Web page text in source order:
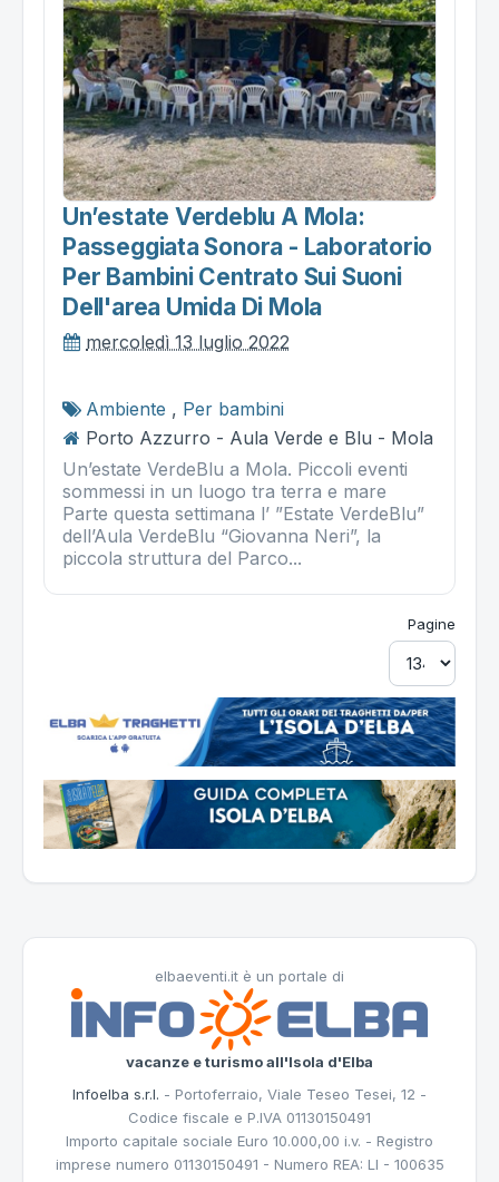
Un’estate Verdeblu A Mola:
Passeggiata Sonora - Laboratorio
Per Bambini Centrato Sui Suoni
Dell'area Umida Di Mola
mercoledì 13 luglio 2022
Ambiente , Per bambini
Porto Azzurro - Aula Verde e Blu - Mola
Un’estate VerdeBlu a Mola. Piccoli eventi
sommessi in un luogo tra terra e mare
Parte questa settimana l’ ”Estate VerdeBlu”
dell’Aula VerdeBlu “Giovanna Neri”, la
piccola struttura del Parco...
Pagine
elbaeventi.it è un portale di
vacanze e turismo all'Isola d'Elba
Infoelba s.r.l. - Portoferraio, Viale Teseo Tesei, 12 -
Codice fiscale e P.IVA 01130150491
Importo capitale sociale Euro 10.000,00 i.v. - Registro
imprese numero 01130150491 - Numero REA: LI - 100635